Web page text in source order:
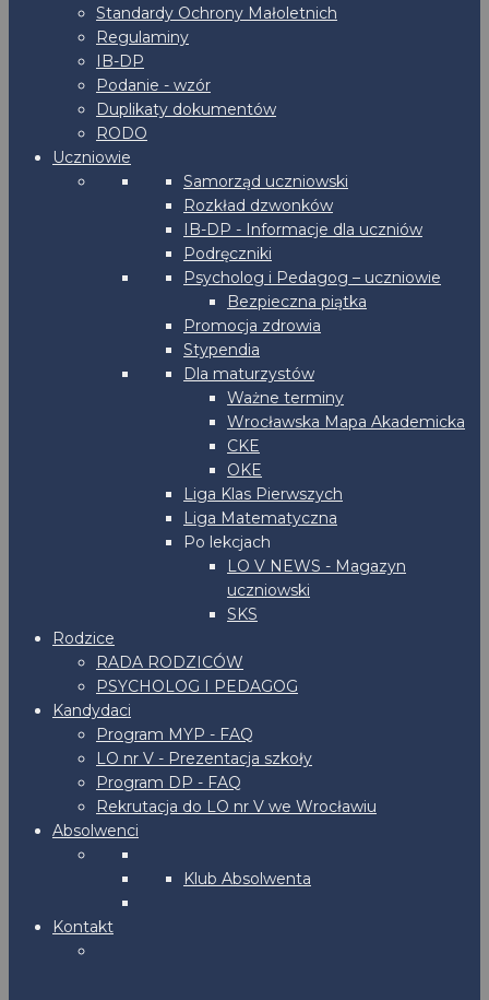
Standardy Ochrony Małoletnich
Regulaminy
IB-DP
Podanie - wzór
Duplikaty dokumentów
RODO
Uczniowie
Samorząd uczniowski
Rozkład dzwonków
IB-DP - Informacje dla uczniów
Podręczniki
Psycholog i Pedagog – uczniowie
Bezpieczna piątka
Promocja zdrowia
Stypendia
Dla maturzystów
Ważne terminy
Wrocławska Mapa Akademicka
CKE
OKE
Liga Klas Pierwszych
Liga Matematyczna
Po lekcjach
LO V NEWS - Magazyn
uczniowski
SKS
Rodzice
RADA RODZICÓW
PSYCHOLOG I PEDAGOG
Kandydaci
Program MYP - FAQ
LO nr V - Prezentacja szkoły
Program DP - FAQ
Rekrutacja do LO nr V we Wrocławiu
Absolwenci
Klub Absolwenta
Kontakt